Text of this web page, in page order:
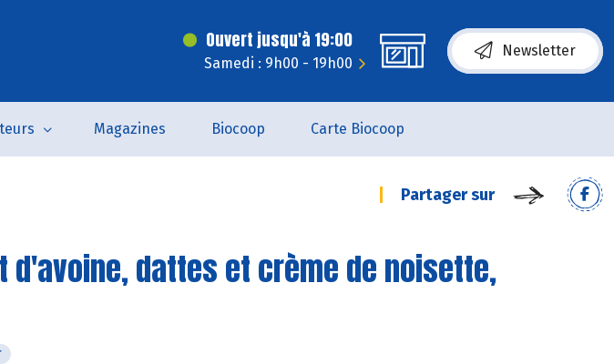
Ouvert jusqu'à 19:00
Samedi : 9h00 - 19h00
Newsletter
Magazines Biocoop Carte Biocoop
Partager sur
d'avoine, dattes et crème de noisette,